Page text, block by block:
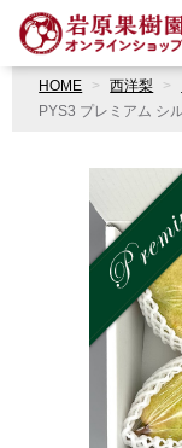
HOME 西洋梨
PYS3 プレミアム シ